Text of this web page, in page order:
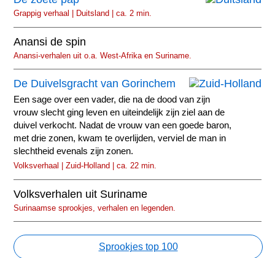
Grappig verhaal | Duitsland | ca. 2 min.
Anansi de spin
Anansi-verhalen uit o.a. West-Afrika en Suriname.
De Duivelsgracht van Gorinchem
Een sage over een vader, die na de dood van zijn
vrouw slecht ging leven en uiteindelijk zijn ziel aan de
duivel verkocht. Nadat de vrouw van een goede baron,
met drie zonen, kwam te overlijden, verviel de man in
slechtheid evenals zijn zonen.
Volksverhaal | Zuid-Holland | ca. 22 min.
Volksverhalen uit Suriname
Surinaamse sprookjes, verhalen en legenden.
Sprookjes top 100